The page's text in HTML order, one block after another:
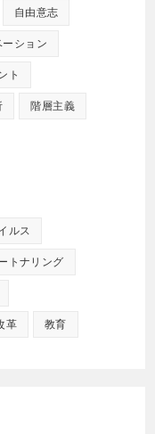
自由意志
ション
ト
階層主義
ルス
トナリング
革 教育